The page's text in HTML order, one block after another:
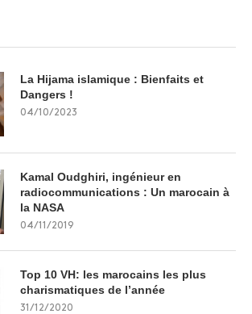
La Hijama islamique : Bienfaits et
Dangers !
04/10/2023
Kamal Oudghiri, ingénieur en
radiocommunications : Un marocain à
la NASA
04/11/2019
Top 10 VH: les marocains les plus
charismatiques de l’année
31/12/2020